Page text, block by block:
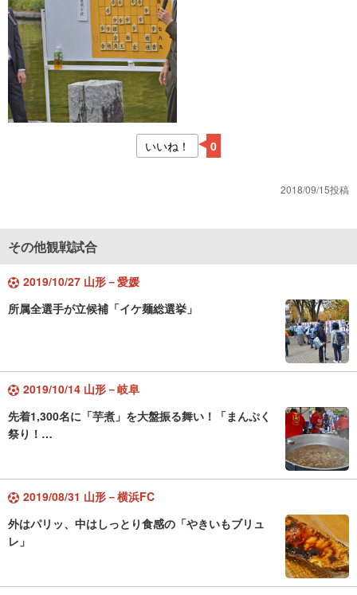
いいね！ 0
2018/09/15投稿
その他観戦試合
2019/10/27 山形－愛媛
所属全選手が立候補「イケ麺総選挙」
2019/10/14 山形－岐阜
先着1,300名に「芋煮」を大盤振る舞い！「まんぷく
祭り！…
2019/08/31 山形－横浜FC
外はパリッ、中はしっとり食感の「やきいもブリュ
レ」